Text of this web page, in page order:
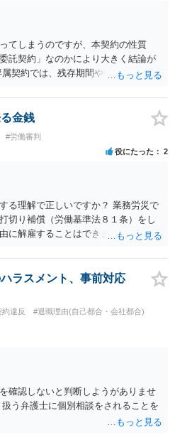
てしまうのですが、本契約の性質
託契約」なのかにより大きく結論が
契約では、残存期間や報酬額、投下
適法という意味ではなく、実際の損
す。 ・違約金に上限がなくても、常
。契約が労働契約に近い実態なら労
、そうでなくても、金額が事務所の
が争点になります。 ・契約前の修正
しては、上限額を設ける、実損害ベ
る、違約金ではなく「合理的な実
、などが典型です。 ・弁護士に契約
もらう価値は十分にあると思われま
務委託か、実態として労働者性があ
られているか、違約金の算定根拠が
れます。契約前なら、交渉のパワー
正余地があるうえ、後から争うより
を持参の上弁護士に確認されること
除でも、解除理由によってはタレン
になっていることはあります。ただ
のにタレントへ違約金を課す設計
争いやすいです。逆に、タレント側
実損害の範囲で請求される可能性は
金銭
#労働審判
役にたった 2
る理解で正しいですか？ 業務労災で
切り補償（労働基準法８１条）をし
に解雇することはできません（労働
への適用はありませんので、ご安心
をせずに解雇した場合は、不当解雇
と、所得補償保険の保険金とは別
しょうか？ 業務労災の場合は、会社
と解されますので、会社の損害賠償
費、入院慰謝料、後遺障害慰謝料、
注意等による事故）の場合は、当該
。 労災で支払われた分は、損害額か
それを超えた部分は、会社もしく
とになります。 会社等との交渉が必
したら、自ら話してくると思います
ラスメント、事前対応
違反
#退職理由(自己都合・会社都合)
確認しないと判断しようがありませ
う弁護士に個別相談をされることを